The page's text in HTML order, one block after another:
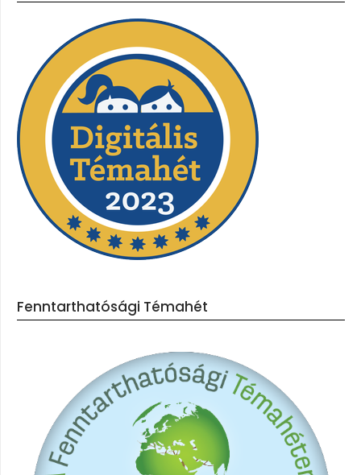
Fenntarthatósági Témahét